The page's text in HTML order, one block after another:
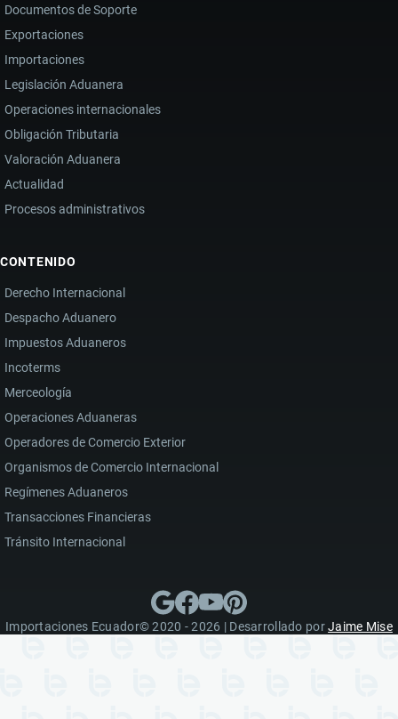
Documentos de Soporte
Exportaciones
Importaciones
Legislación Aduanera
Operaciones internacionales
Obligación Tributaria
Valoración Aduanera
Actualidad
Procesos administrativos
CONTENIDO
Derecho Internacional
Despacho Aduanero
Impuestos Aduaneros
Incoterms
Merceología
Operaciones Aduaneras
Operadores de Comercio Exterior
Organismos de Comercio Internacional
Regímenes Aduaneros
Transacciones Financieras
Tránsito Internacional
Importaciones Ecuador© 2020 - 2026 | Desarrollado porJaime Mise